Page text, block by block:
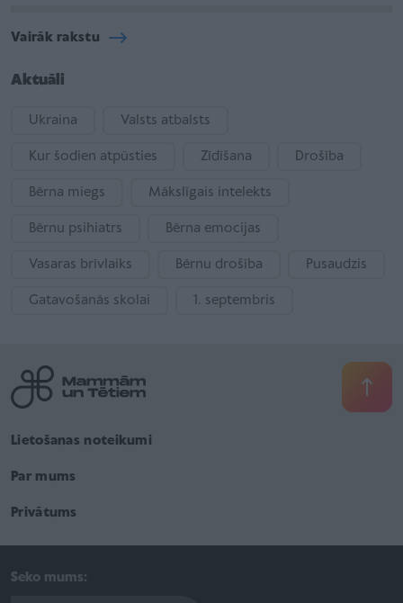
Vairāk rakstu
Aktuāli
Ukraina Valsts atbalsts
Kur šodien atpūsties Zīdīšana Drošība
Bērna miegs Mākslīgais intelekts
Bērnu psihiatrs Bērna emocijas
Vasaras brīvlaiks Bērnu drošība Pusaudzis
Gatavošanās skolai 1. septembris
Lietošanas noteikumi
Par mums
Privātums
Seko mums: